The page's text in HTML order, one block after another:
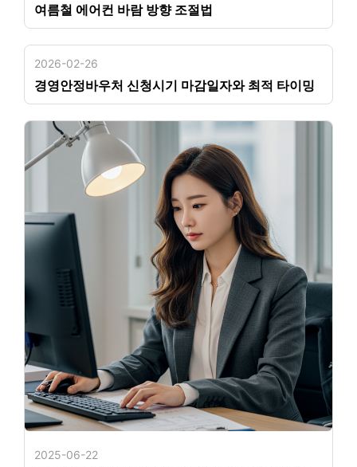
여름철 에어컨 바람 방향 조절법
2026-02-26
경영안정바우처 신청시기 마감일자와 최적 타이밍
2025-06-22